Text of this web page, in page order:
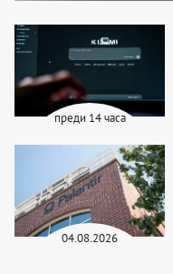
преди 14 часа
04.08.2026